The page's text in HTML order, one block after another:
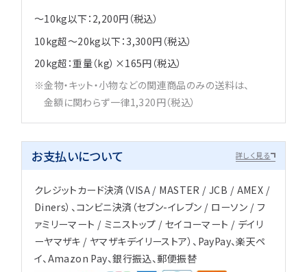
～10kg以下：2,200円（税込）
10kg超～20kg以下：3,300円（税込）
20kg超：重量（kg）×165円（税込）
金物・キット・小物などの関連商品のみの送料は、
金額に関わらず一律1,320円（税込）
お支払いについて 詳しく見る
クレジットカード決済（VISA / MASTER / JCB / AMEX /
Diners）、コンビニ決済（セブン-イレブン / ローソン / フ
ァミリーマート / ミニストップ / セイコーマート / デイリ
ーヤマザキ / ヤマザキデイリーストア）、PayPay、楽天ペ
イ、Amazon Pay、銀行振込、郵便振替